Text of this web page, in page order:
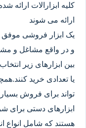
کلیه ابزارالات ارائه
ارائه می شوند
یک ابزار فروشی موفق
و در واقع مشاغل و
بین ابزارهای زیر
یا تعدادی خرید
تواند برای فروش
ابزارهای دستی برای
هستند که شامل انواع